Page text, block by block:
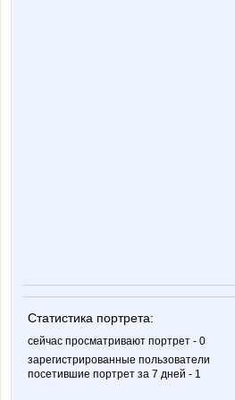
Статистика портрета:
сейчас просматривают портрет - 0
зарегистрированные пользователи
посетившие портрет за 7 дней - 1